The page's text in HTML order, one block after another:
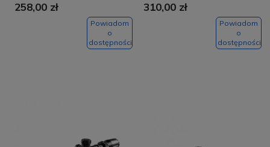
258,00 zł
Powiadom
o
dostępności
310,00 zł
Powiadom
o
dostępności